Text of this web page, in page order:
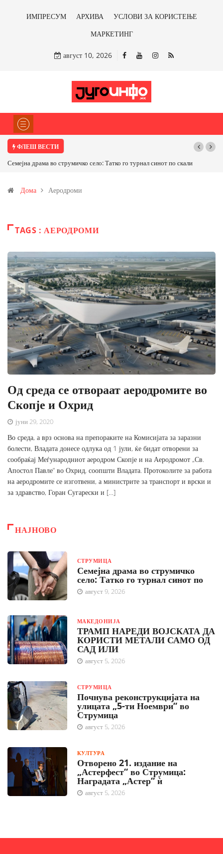
ИМПРЕСУМ АРХИВА
УСЛОВИ ЗА КОРИСТЕЊЕ
МАРКЕТИНГ
август 10, 2026
ФЛЕШ ВЕСТИ
Семејна драма во струмичко село: Татко го турнал синот по скали
Дома Аеродроми
TAGS : АЕРОДРОМИ
Од среда се отвораат аеродромите во
Скопје и Охрид
јуни 29, 2020
Во среда, а врз основа на препораките на Комисијата за заразни
болести, Владата донесе одлука од 1 јули, ќе бидат отворени за
сообраќај Меѓународниот аеродром Скопје и на Аеродромот „Св.
Апостол Павле“ во Охрид, соопшти Владата. Протоколите за работа
на аеродромите се изготвени, а министрите за транспорт и врски и
за здравство, Горан Сугарески и […]
НАЈНОВО
СТРУМИЦА
Семејна драма во струмичко
село: Татко го турнал синот по
август 9, 2026
МАКЕДОНИЈА
ТРАМП НАРЕДИ ВОЈСКАТА ДА
КОРИСТИ МЕТАЛИ САМО ОД
САД ИЛИ
август 5, 2026
СТРУМИЦА
Почнува реконструкцијата на
улицата „5-ти Ноември“ во
Струмица
август 5, 2026
КУЛТУРА
Отворено 21. издание на
„Астерфест“ во Струмица:
Наградата „Астер“ ѝ
август 5, 2026